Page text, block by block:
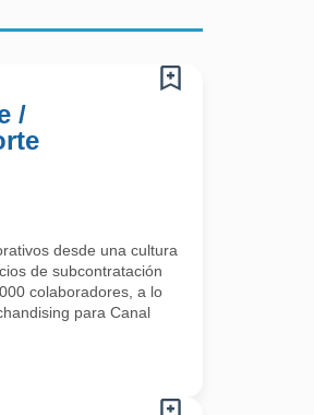
/
desde una cultura
de subcontratación
colaboradores, a lo
para Canal